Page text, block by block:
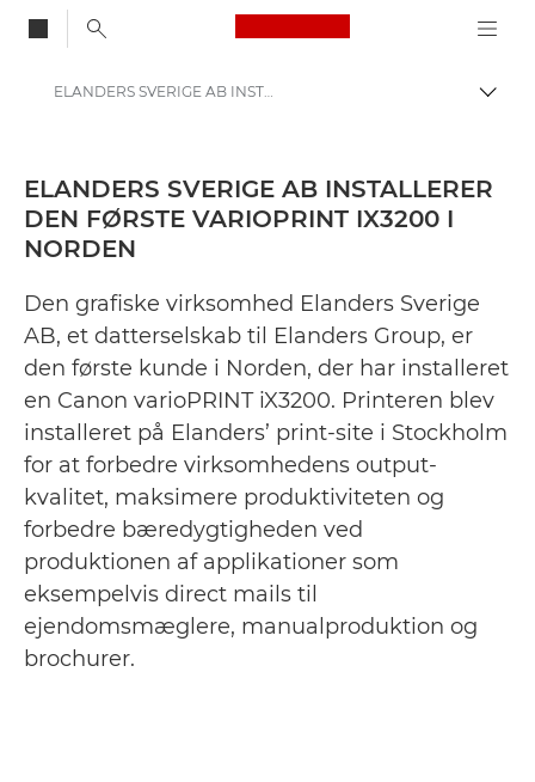
Canon Logo, back
Skift
Presse
Pressemeddelelser – Canons pressecenter
ELANDERS SVERIGE AB INSTALLERER DEN FØRSTE VARIOPRINT IX3200 I NORDEN - Canon Danmarks presse-site
ELANDERS SVERIGE AB INSTALLERER
DEN FØRSTE VARIOPRINT IX3200 I
NORDEN
Den grafiske virksomhed Elanders Sverige
AB, et datterselskab til Elanders Group, er
den første kunde i Norden, der har installeret
en Canon varioPRINT iX3200. Printeren blev
installeret på Elanders’ print-site i Stockholm
for at forbedre virksomhedens output-
kvalitet, maksimere produktiviteten og
forbedre bæredygtigheden ved
produktionen af applikationer som
eksempelvis direct mails til
ejendomsmæglere, manualproduktion og
brochurer.